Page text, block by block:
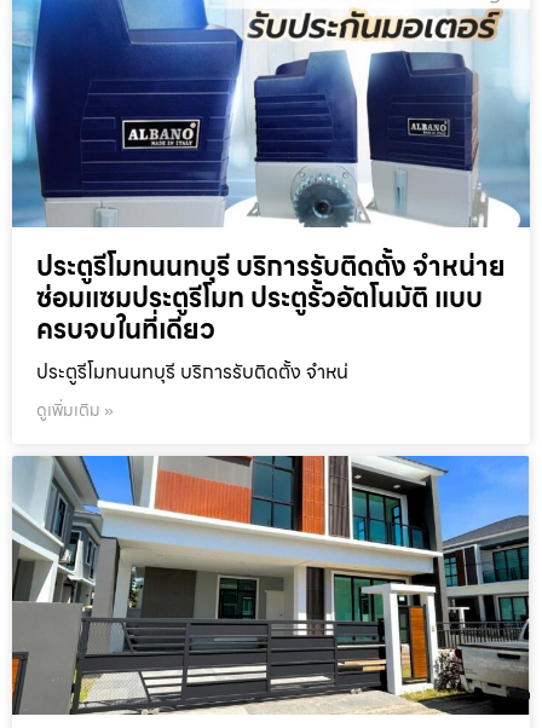
ประตูรีโมทนนทบุรี บริการรับติดตั้ง จำหน่าย
ซ่อมแซมประตูรีโมท ประตูรั้วอัตโนมัติ แบบ
ครบจบในที่เดียว
ประตูรีโมทนนทบุรี บริการรับติดตั้ง จำหน่
ดูเพิ่มเติม »